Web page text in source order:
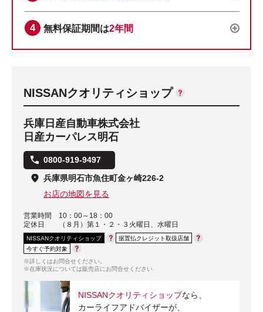
無料保証期間は2年間
NISSANクオリティショップ
兵庫日産自動車株式会社
日産カーパレス明石
0800-919-9497
兵庫県明石市魚住町金ヶ崎226-2
お店の地図を見る
営業時間
10：00～18：00
定休日
（８月）第１・２・３火曜日、水曜日
NISSANクオリティショップ
据置払クレジット取扱店舗
今すぐ予約対象
※詳しくはお問合せください。
※在庫状況については販売店にお問合せください
NISSANクオリティショップなら、
カーライフアドバイザーが、